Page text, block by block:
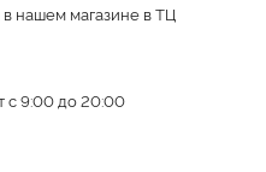
в нашем магазине в ТЦ
с 9:00 до 20:00